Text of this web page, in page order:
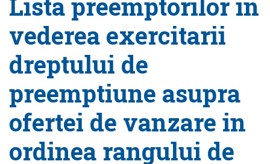
vederea exercitarii
dreptului de
preemptiune asupra
ofertei de vanzare in
ordinea rangului de